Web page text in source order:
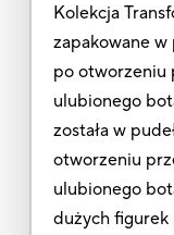
Kolekcja
zapakowane w
po otworzeniu
ulubionego
została w
otworzeniu
ulubionego
dużych